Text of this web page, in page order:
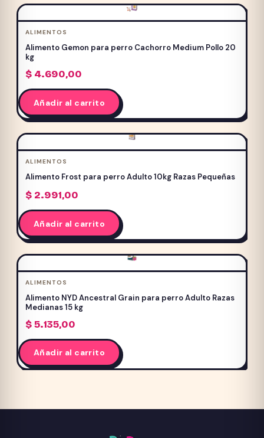
ALIMENTOS
Alimento Gemon para perro Cachorro Medium Pollo 20
kg
$4.690,00
Añadir al carrito
ALIMENTOS
Alimento Frost para perro Adulto 10kg Razas Pequeñas
$2.991,00
Añadir al carrito
ALIMENTOS
Alimento NYD Ancestral Grain para perro Adulto Razas
Medianas 15 kg
$5.135,00
Añadir al carrito